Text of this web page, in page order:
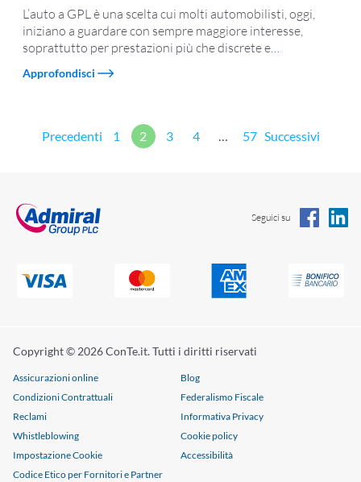
L’auto a GPL è una scelta cui molti automobilisti, oggi,
iniziano a guardare con sempre maggiore interesse,
soprattutto per prestazioni più che discrete e…
Approfondisci
Paginazione
Precedenti 1 2 3 4 … 57 Successivi
Seguici su
Copyright © 2026 ConTe.it. Tutti i diritti riservati
Assicurazioni online
Blog
Condizioni Contrattuali
Federalismo Fiscale
Reclami
Informativa Privacy
Whistleblowing
Cookie policy
Impostazione Cookie
Accessibilità
Codice Etico per Fornitori e Partner